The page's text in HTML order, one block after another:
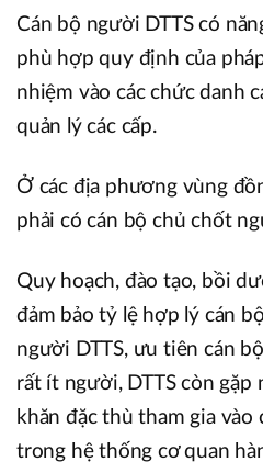
Cán bộ người DTTS có
phù hợp quy định của
nhiệm vào các chức danh
quản lý các cấp.
Ở các địa phương vùng
phải có cán bộ chủ chốt
Quy hoạch, đào tạo, bồi
đảm bảo tỷ lệ hợp lý cán
người DTTS, ưu tiên cán
rất ít người, DTTS còn gặp
khăn đặc thù tham gia vào
trong hệ thống cơ quan